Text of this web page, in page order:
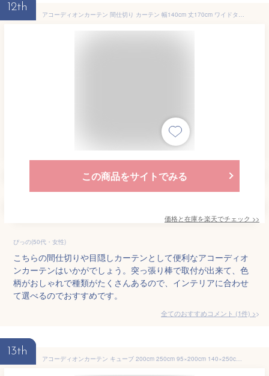
12th
アコーディオンカーテン 間仕切り カーテン 幅140cm 丈170cm ワイドタイプ 階段カーテン パタパタカーテン デザインタイプ 省エネ 目隠しカーテン リビング階段 冷房 暖房効率UP つっぱり棒での設置がおすすめ
この商品をサイトでみる
価格と在庫を楽天でチェック >>
ぴっの(50代・女性)
こちらの間仕切りや目隠しカーテンとして便利なアコーディオ
ンカーテンはいかがでしょう。突っ張り棒で取付が出来て、色
柄がおしゃれで種類がたくさんあるので、インテリアに合わせ
て選べるのでおすすめです。
全てのおすすめコメント (1件) >
13th
アコーディオンカーテン キューブ 200cm 250cm 95×200cm 140×250cm 間仕切り カーテン ロング のれん ロング丈 暖簾 おしゃれ つっぱり パタパタ 目隠し 部屋 階段 玄関 リビング エコリエ 遮熱 洗濯可 冷房 日本製 95cm幅 200cm丈 140cm幅 250cm丈